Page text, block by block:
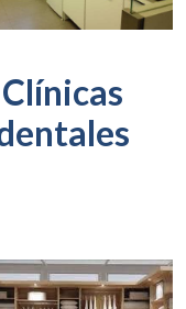
Clínicas